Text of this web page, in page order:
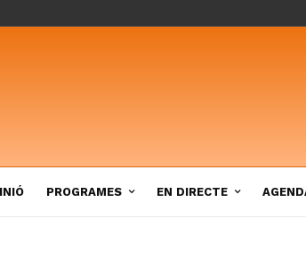
PROGRAMES EN DIRECTE